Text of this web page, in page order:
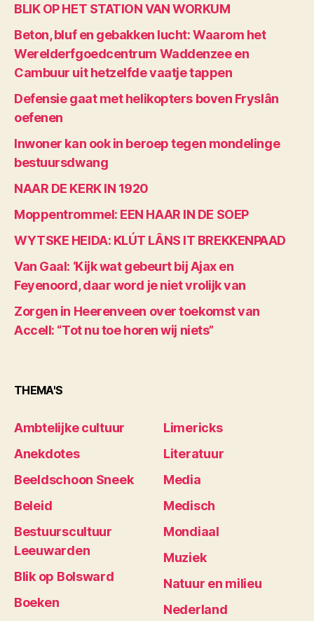
BLIK OP HET STATION VAN WORKUM
Beton, bluf en gebakken lucht: Waarom het
Werelderfgoedcentrum Waddenzee en
Cambuur uit hetzelfde vaatje tappen
Defensie gaat met helikopters boven Fryslân
oefenen
Inwoner kan ook in beroep tegen mondelinge
bestuursdwang
NAAR DE KERK IN 1920
Moppentrommel: EEN HAAR IN DE SOEP
WYTSKE HEIDA: KLÚT LÂNS IT BREKKENPAAD
Van Gaal: ‘Kijk wat gebeurt bij Ajax en
Feyenoord, daar word je niet vrolijk van
Zorgen in Heerenveen over toekomst van
Accell: “Tot nu toe horen wij niets”
THEMA'S
Ambtelijke cultuur
Anekdotes
Beeldschoon Sneek
Beleid
Bestuurscultuur
Leeuwarden
Blik op Bolsward
Boeken
Limericks
Literatuur
Media
Medisch
Mondiaal
Muziek
Natuur en milieu
Nederland